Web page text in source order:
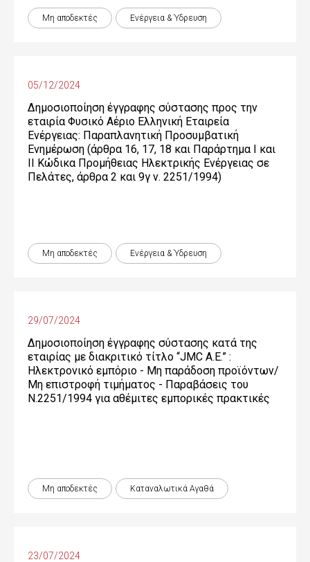
Μη αποδεκτές Ενέργεια & Ύδρευση
05/12/2024
Δημοσιοποίηση έγγραφης σύστασης προς την
εταιρία Φυσικό Αέριο Ελληνική Εταιρεία
Ενέργειας: Παραπλανητική Προσυμβατική
Ενημέρωση (άρθρα 16, 17, 18 και Παράρτημα Ι και
ΙΙ Κώδικα Προμήθειας Ηλεκτρικής Ενέργειας σε
Πελάτες, άρθρα 2 και 9γ ν. 2251/1994)
Μη αποδεκτές Ενέργεια & Ύδρευση
29/07/2024
Δημοσιοποίηση έγγραφης σύστασης κατά της
εταιρίας με διακριτικό τίτλο “JMC Α.Ε.” :
Ηλεκτρονικό εμπόριο - Μη παράδοση προϊόντων/
Μη επιστροφή τιμήματος - Παραβάσεις του
Ν.2251/1994 για αθέμιτες εμπορικές πρακτικές
Μη αποδεκτές Καταναλωτικά Αγαθά
23/07/2024